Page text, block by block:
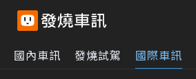
國內車訊 發燒試駕 國際車訊